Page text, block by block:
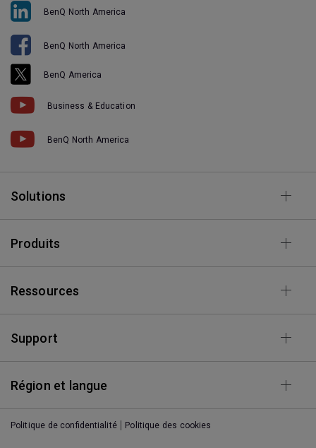
BenQ North America
BenQ North America
BenQ America
Business & Education
BenQ North America
Solutions
Produits
Ressources
Support
Région et langue
Politique de confidentialité Politique des cookies